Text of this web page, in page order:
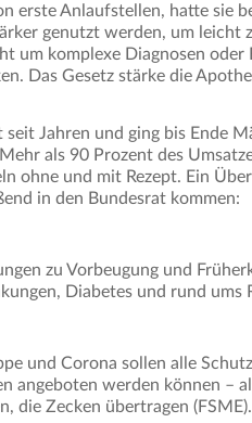
erste Anlaufstellen, hatte sie
genutzt werden, um leicht
um komplexe Diagnosen oder
Das Gesetz stärke die
Jahren und ging bis Ende
als 90 Prozent des
ohne und mit Rezept. Ein
in den Bundesrat kommen:
zu Vorbeugung und
Diabetes und rund ums
und Corona sollen alle
angeboten werden können –
die Zecken übertragen (FSME).